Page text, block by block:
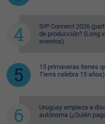
SIP Connect 2026
de producción? (Long
eventos)
15 primaveras tienes
Tierra celebra 15 años)
Uruguay empieza a
autónoma (¿Quién